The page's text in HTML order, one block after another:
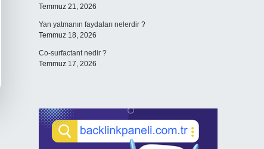
Temmuz 21, 2026
Yan yatmanın faydaları nelerdir ?
Temmuz 18, 2026
Co-surfactant nedir ?
Temmuz 17, 2026